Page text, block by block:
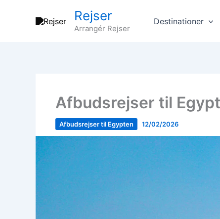
Rejser
Arrangér Rejser
Destinationer
Afbudsrejser til
Afbudsrejser til Egypten 12/02/2026